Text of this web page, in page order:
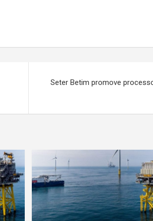
Seter Betim promove